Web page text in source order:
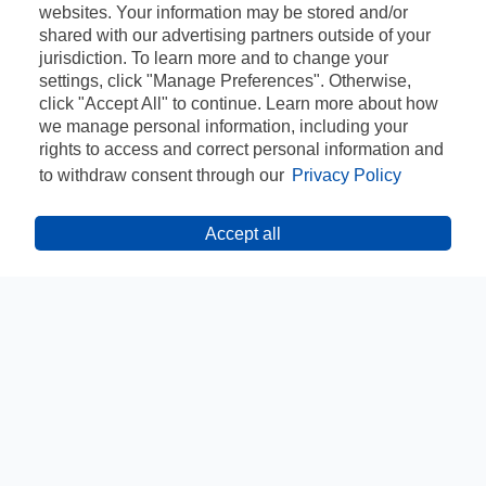
websites. Your information may be stored and/or
shared with our advertising partners outside of your
jurisdiction. To learn more and to change your
settings, click "Manage Preferences". Otherwise,
click "Accept All" to continue. Learn more about how
we manage personal information, including your
rights to access and correct personal information and
to withdraw consent through our Privacy Policy
Accept all